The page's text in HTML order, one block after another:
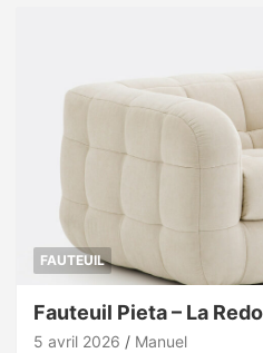
FAUTEUIL
Fauteuil Pieta – La
5 avril 2026 Manuel